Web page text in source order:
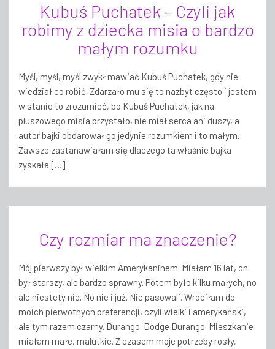
Kubuś Puchatek – Czyli jak
robimy z dziecka misia o bardzo
małym rozumku
Myśl, myśl, myśl zwykł mawiać Kubuś Puchatek, gdy nie
wiedział co robić. Zdarzało mu się to nazbyt często i jestem
w stanie to zrozumieć, bo Kubuś Puchatek, jak na
pluszowego misia przystało, nie miał serca ani duszy, a
autor bajki obdarował go jedynie rozumkiem i to małym.
Zawsze zastanawiałam się dlaczego ta właśnie bajka
zyskała […]
Czy rozmiar ma znaczenie?
Mój pierwszy był wielkim Amerykaninem. Miałam 16 lat, on
był starszy, ale bardzo sprawny. Potem było kilku małych, no
ale niestety nie. No nie i już. Nie pasowali. Wróciłam do
moich pierwotnych preferencji, czyli wielki i amerykański,
ale tym razem czarny. Durango. Dodge Durango. Mieszkanie
miałam małe, malutkie. Z czasem moje potrzeby rosły,